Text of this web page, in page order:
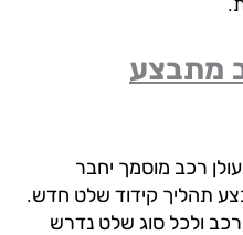
מוסמך יחבר
קידוד שלט חדש.
סוג שלט נדרש